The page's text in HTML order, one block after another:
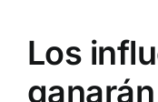
Los